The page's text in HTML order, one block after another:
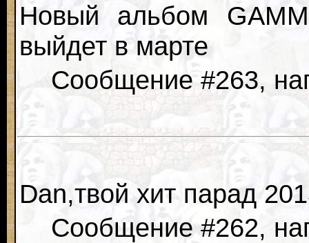
Новый альбом
выйдет в марте
Сообщение #263,
Dan,твой хит парад
Сообщение #262,